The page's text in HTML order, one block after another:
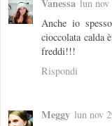
Vanessa lun
Anche io
cioccolata calda
freddi!!!
Rispondi
Meggy lun nov